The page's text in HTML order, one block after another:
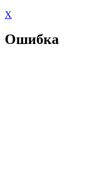
X
Ошибка